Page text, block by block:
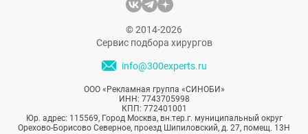
© 2014-2026
Сервис подбора хирургов
info@300experts.ru
ООО «Рекламная группа «СИНОБИ»
ИНН: 7743705998
КПП: 772401001
Юр. адрес: 115569, Город Москва, вн.тер.г. муниципальный округ
Орехово-Борисово Северное, проезд Шипиловский, д. 27, помещ. 13Н